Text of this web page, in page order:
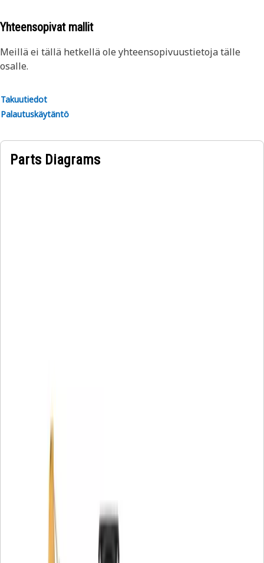
Yhteensopivat mallit
Meillä ei tällä hetkellä ole yhteensopivuustietoja tälle
osalle.
Takuutiedot
Palautuskäytäntö
Parts Diagrams